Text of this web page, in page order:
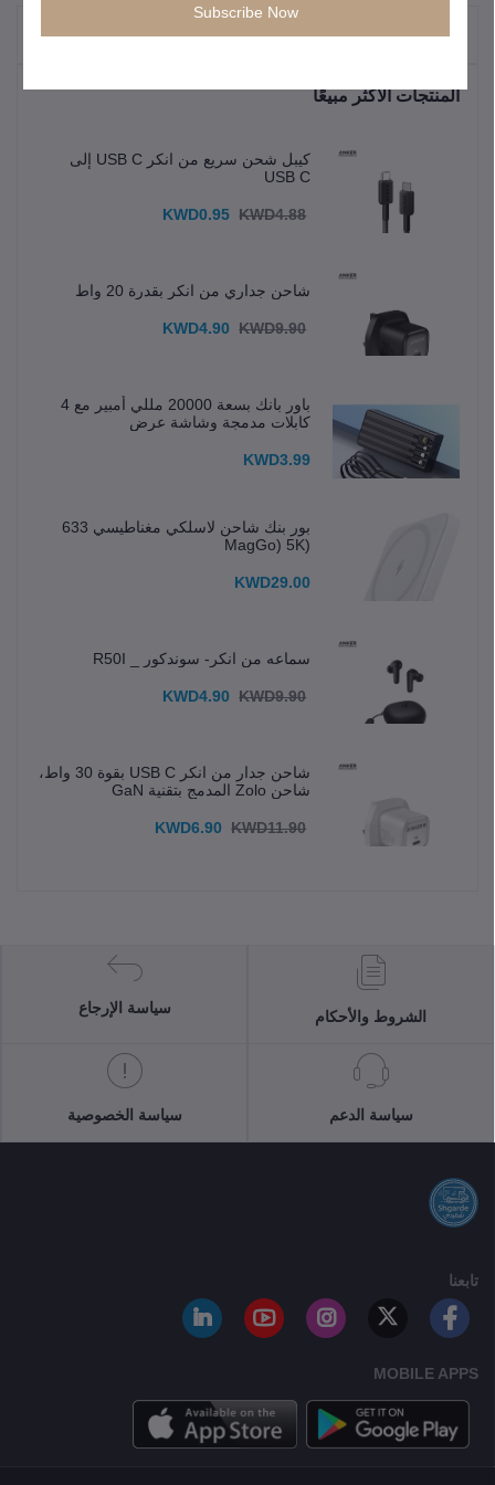
"المنتجات التي يتم شراؤها بشكل متكرر"
المنتجات الأكثر مبيعًا
كيبل شحن سريع من انكر USB C إلى
USB C
KWD0.95 KWD4.88
شاحن جداري من انكر بقدرة 20 واط
KWD4.90 KWD9.90
باور بانك بسعة 20000 مللي أمبير مع 4
كابلات مدمجة وشاشة عرض
KWD3.99
بور بنك شاحن لاسلكي مغناطيسي 633
(MagGo) 5K
KWD29.00
سماعه من انكر- سوندكور _ R50I
KWD4.90 KWD9.90
شاحن جدار من انكر USB C بقوة 30 واط،
شاحن Zolo المدمج بتقنية GaN
KWD6.90 KWD11.90
الشروط والأحكام
سياسة الإرجاع
سياسة الدعم سياسة الخصوصية
تابعنا
MOBILE APPS
Subscribe Now